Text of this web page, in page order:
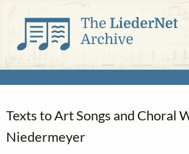
Texts to Art Songs and Choral
Niedermeyer